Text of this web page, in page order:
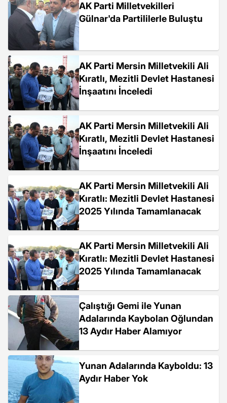
AK Parti Milletvekilleri
Gülnar'da Partililerle Buluştu
AK Parti Mersin Milletvekili Ali
Kıratlı, Mezitli Devlet Hastanesi
İnşaatını İnceledi
AK Parti Mersin Milletvekili Ali
Kıratlı, Mezitli Devlet Hastanesi
İnşaatını İnceledi
AK Parti Mersin Milletvekili Ali
Kıratlı: Mezitli Devlet Hastanesi
2025 Yılında Tamamlanacak
AK Parti Mersin Milletvekili Ali
Kıratlı: Mezitli Devlet Hastanesi
2025 Yılında Tamamlanacak
Çalıştığı Gemi ile Yunan
Adalarında Kaybolan Oğlundan
13 Aydır Haber Alamıyor
Yunan Adalarında Kayboldu: 13
Aydır Haber Yok